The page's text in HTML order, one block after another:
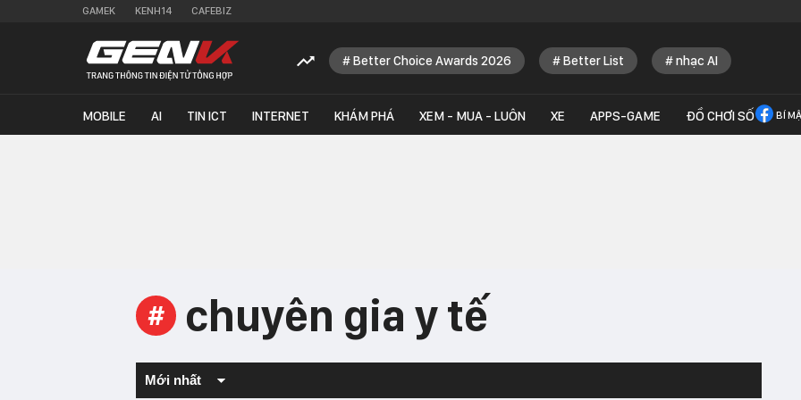
GAMEK KENH14 CAFEBIZ
Better Choice Awards 2026 Better List nhạc AI
MOBILE AI TIN ICT INTERNET KHÁM PHÁ XEM - MUA - LUÔN XE APPS-GAME ĐỒ CHƠI SỐ BÍ
# chuyên gia y tế
Mới nhất